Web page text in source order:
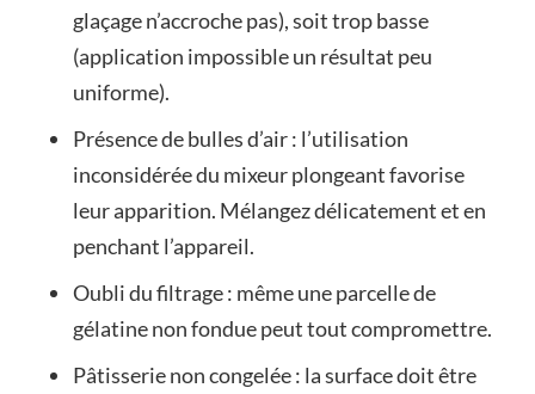
glaçage n’accroche pas), soit trop basse
(application impossible un résultat peu
uniforme).
Présence de bulles d’air : l’utilisation
inconsidérée du mixeur plongeant favorise
leur apparition. Mélangez délicatement et en
penchant l’appareil.
Oubli du filtrage : même une parcelle de
gélatine non fondue peut tout compromettre.
Pâtisserie non congelée : la surface doit être